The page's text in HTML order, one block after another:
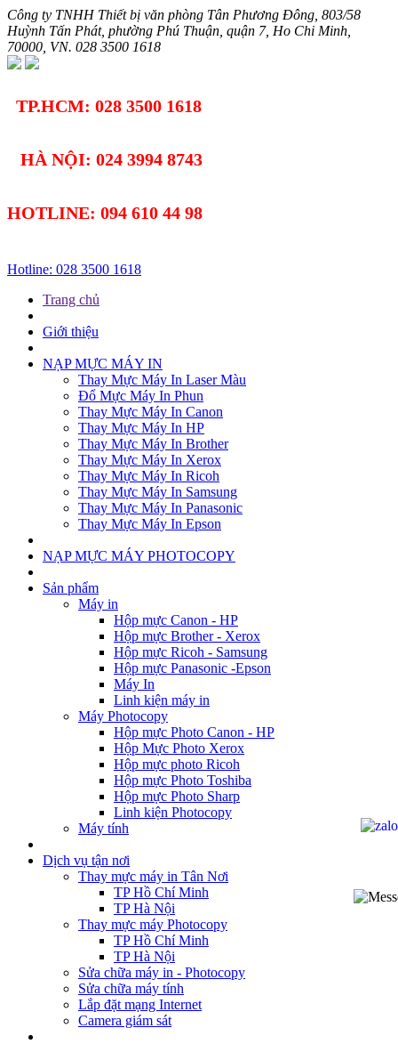
Công ty TNHH Thiết bị văn phòng Tân Phương Đông 803/58
Huỳnh Tấn Phát, phường Phú Thuận, quận 7, Ho Chi Minh
70000 VN. 028 3500 1618
TP.HCM: 028 3500 1618
HÀ NỘI: 024 3994 8743
HOTLINE: 094 610 44 98
Hotline: 028 3500 1618
Trang chủ
Giới thiệu
NẠP MỰC MÁY IN
Thay Mực Máy In Laser Màu
Đổ Mực Máy In Phun
Thay Mực Máy In Canon
Thay Mực Máy In HP
Thay Mực Máy In Brother
Thay Mực Máy In Xerox
Thay Mực Máy In Ricoh
Thay Mực Máy In Samsung
Thay Mực Máy In Panasonic
Thay Mực Máy In Epson
NẠP MỰC MÁY PHOTOCOPY
Sản phẩm
Máy in
Hộp mực Canon - HP
Hộp mực Brother - Xerox
Hộp mực Ricoh - Samsung
Hộp mực Panasonic -Epson
Máy In
Linh kiện máy in
Máy Photocopy
Hộp mực Photo Canon - HP
Hộp Mực Photo Xerox
Hộp mực photo Ricoh
Hộp mực Photo Toshiba
Hộp mực Photo Sharp
Linh kiện Photocopy
Máy tính
Dịch vụ tận nơi
Thay mực máy in Tân Nơi
TP Hồ Chí Minh
TP Hà Nội
Thay mực máy Photocopy
TP Hồ Chí Minh
TP Hà Nội
Sửa chữa máy in - Photocopy
Sửa chữa máy tính
Lắp đặt mạng Internet
Camera giám sát